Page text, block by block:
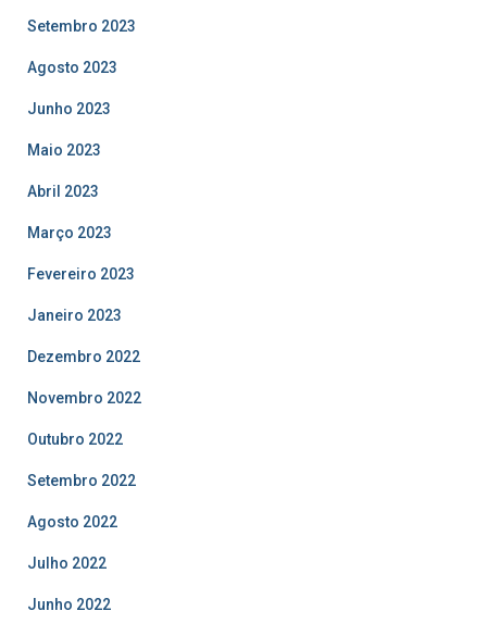
Setembro 2023
Agosto 2023
Junho 2023
Maio 2023
Abril 2023
Março 2023
Fevereiro 2023
Janeiro 2023
Dezembro 2022
Novembro 2022
Outubro 2022
Setembro 2022
Agosto 2022
Julho 2022
Junho 2022